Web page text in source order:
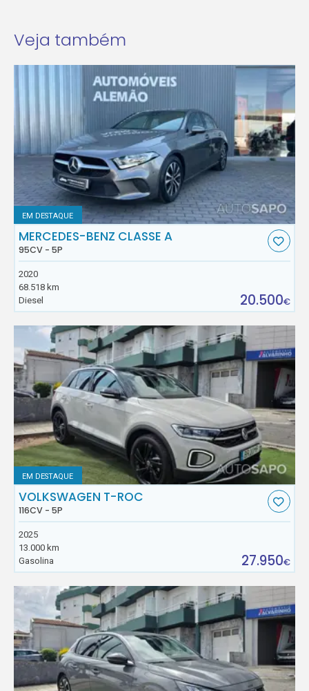
Veja também
EM DESTAQUE
MERCEDES-BENZ CLASSE A
95CV - 5P
2020
68.518 km
Diesel
20.500€
EM DESTAQUE
VOLKSWAGEN T-ROC
116CV - 5P
2025
13.000 km
Gasolina
27.950€